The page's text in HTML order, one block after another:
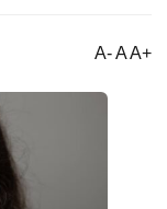
A- A A+